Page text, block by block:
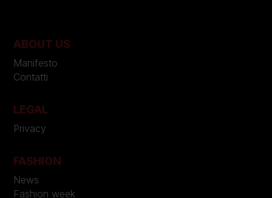
ABOUT US
Manifesto
Contatti
LEGAL
Privacy
FASHION
News
Fashion week